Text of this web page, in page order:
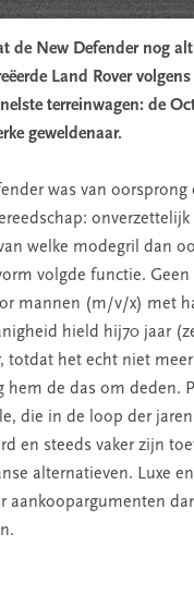
de New Defender nog
Land Rover volgens
terreinwagen: de
geweldenaar.
was van oorsprong
onverzettelijk
welke modegril dan
volgde functie. Geen
mannen (m/v/x) met
hield hij70 jaar
totdat het echt niet
hem de das om deden.
die in de loop der
en steeds vaker zijn
alternatieven. Luxe
aankoopargumenten